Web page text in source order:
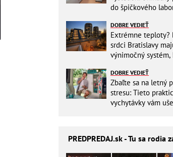
do špičkového
DOBRE VEDIEŤ
Extrémne teploty?
srdci Bratislavy
výnimočný systém,
DOBRE VEDIEŤ
Zbaľte sa na letný
stresu: Tieto
vychytávky vám
PREDPREDAJ.sk - Tu sa rodia